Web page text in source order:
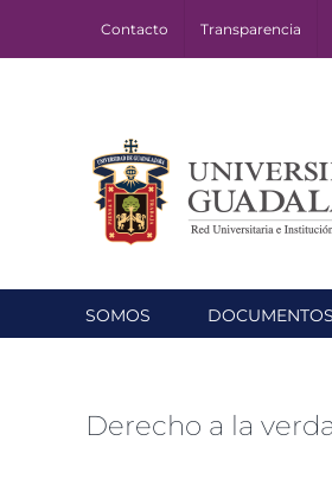
Contacto Transparencia
SOMOS DOCUMENTOS
Derecho a la